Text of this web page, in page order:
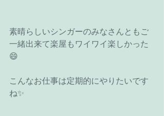
素晴らしいシンガーのみなさんともご
一緒出来て楽屋もワイワイ楽しかった
😄
こんなお仕事は定期的にやりたいです
ね✨